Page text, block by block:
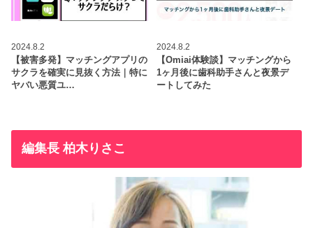
2024.8.2
【被害多発】マッチングアプリの
サクラを確実に見抜く方法｜特に
ヤバい悪質ユ…
2024.8.2
【Omiai体験談】マッチングから
1ヶ月後に歯科助手さんと夜景デ
ートしてみた
編集長 柏木りさこ